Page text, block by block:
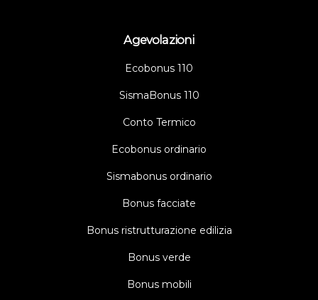
Agevolazioni
Ecobonus 110
SismaBonus 110
Conto Termico
Ecobonus ordinario
Sismabonus ordinario
Bonus facciate
Bonus ristrutturazione edilizia
Bonus verde
Bonus mobili